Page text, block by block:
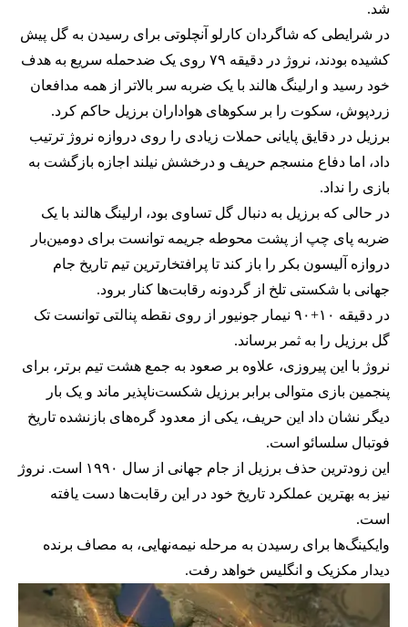
شد.
در شرایطی که شاگردان کارلو آنچلوتی برای رسیدن به گل پیش
کشیده بودند، نروژ در دقیقه ۷۹ روی یک ضدحمله سریع به هدف
خود رسید و ارلینگ هالند با یک ضربه سر بالاتر از همه مدافعان
زردپوش، سکوت را بر سکوهای هواداران برزیل حاکم کرد.
برزیل در دقایق پایانی حملات زیادی را روی دروازه نروژ ترتیب
داد، اما دفاع منسجم حریف و درخشش نیلند اجازه بازگشت به
بازی را نداد.
در حالی که برزیل به دنبال گل تساوی بود، ارلینگ هالند با یک
ضربه پای چپ از پشت محوطه جریمه توانست برای دومین‌بار
دروازه آلیسون بکر را باز کند تا پرافتخارترین تیم تاریخ جام
جهانی با شکستی تلخ از گردونه رقابت‌ها کنار برود.
در دقیقه ۱۰+۹۰ نیمار جونیور از روی نقطه پنالتی توانست تک
گل برزیل را به ثمر برساند.
نروژ با این پیروزی، علاوه بر صعود به جمع هشت تیم برتر، برای
پنجمین بازی متوالی برابر برزیل شکست‌ناپذیر ماند و یک بار
دیگر نشان داد این حریف، یکی از معدود گره‌های بازنشده تاریخ
فوتبال سلسائو است.
این زودترین حذف برزیل از جام جهانی از سال ۱۹۹۰ است. نروژ
نیز به بهترین عملکرد تاریخ خود در این رقابت‌ها دست یافته
است.
وایکینگ‌ها برای رسیدن به مرحله نیمه‌نهایی، به مصاف برنده
دیدار مکزیک و انگلیس خواهد رفت.